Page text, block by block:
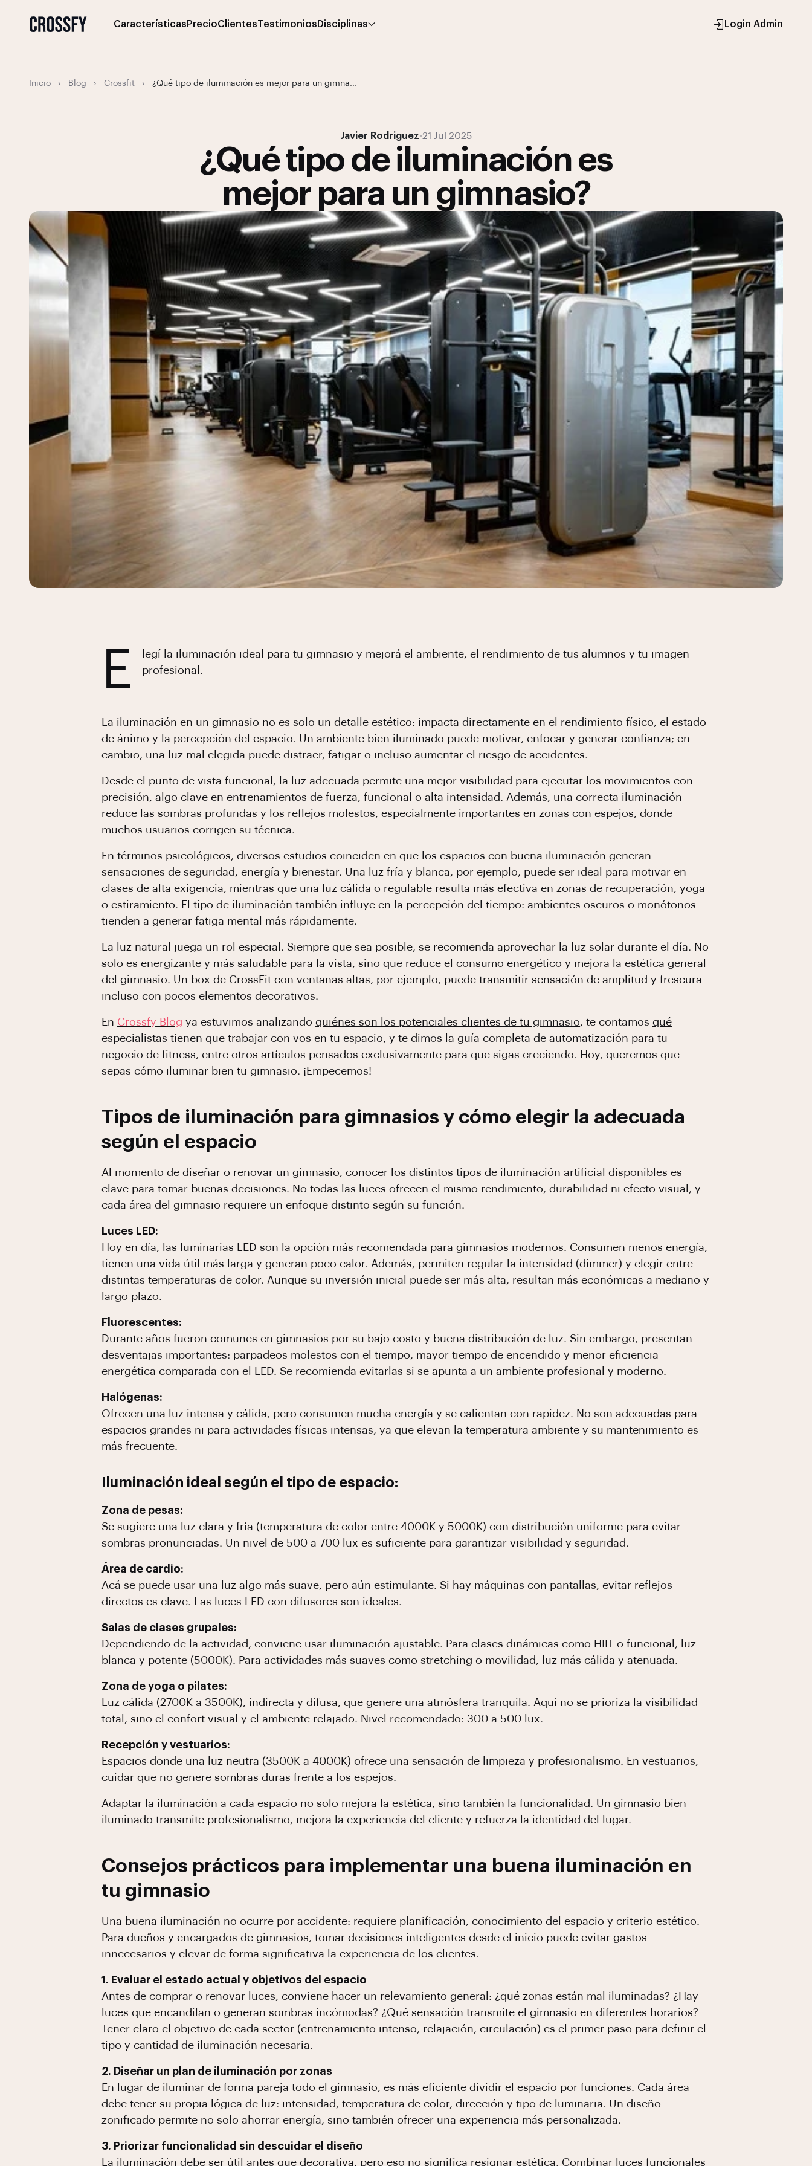
Características PrecioClientesTestimonios Disciplinas Login Admin
Inicio › Blog › Crossfit › ¿Qué tipo de iluminación es mejor para un gimna...
Javier Rodriguez•21 Jul 2025
¿Qué tipo de iluminación es
mejor para un gimnasio?
E
legí la iluminación ideal para tu gimnasio y mejorá el ambiente, el rendimiento de tus alumnos y tu imagen
profesional.
La iluminación en un gimnasio no es solo un detalle estético: impacta directamente en el rendimiento físico, el estado
de ánimo y la percepción del espacio. Un ambiente bien iluminado puede motivar, enfocar y generar confianza; en
cambio, una luz mal elegida puede distraer, fatigar o incluso aumentar el riesgo de accidentes.
Desde el punto de vista funcional, la luz adecuada permite una mejor visibilidad para ejecutar los movimientos con
precisión, algo clave en entrenamientos de fuerza, funcional o alta intensidad. Además, una correcta iluminación
reduce las sombras profundas y los reflejos molestos, especialmente importantes en zonas con espejos, donde
muchos usuarios corrigen su técnica.
En términos psicológicos, diversos estudios coinciden en que los espacios con buena iluminación generan
sensaciones de seguridad, energía y bienestar. Una luz fría y blanca, por ejemplo, puede ser ideal para motivar en
clases de alta exigencia, mientras que una luz cálida o regulable resulta más efectiva en zonas de recuperación, yoga
o estiramiento. El tipo de iluminación también influye en la percepción del tiempo: ambientes oscuros o monótonos
tienden a generar fatiga mental más rápidamente.
La luz natural juega un rol especial. Siempre que sea posible, se recomienda aprovechar la luz solar durante el día. No
solo es energizante y más saludable para la vista, sino que reduce el consumo energético y mejora la estética general
del gimnasio. Un box de CrossFit con ventanas altas, por ejemplo, puede transmitir sensación de amplitud y frescura
incluso con pocos elementos decorativos.
En Crossfy Blog ya estuvimos analizando quiénes son los potenciales clientes de tu gimnasio, te contamos qué
especialistas tienen que trabajar con vos en tu espacio, y te dimos la guía completa de automatización para tu
negocio de fitness, entre otros artículos pensados exclusivamente para que sigas creciendo. Hoy, queremos que
sepas cómo iluminar bien tu gimnasio. ¡Empecemos!
Tipos de iluminación para gimnasios y cómo elegir la adecuada
según el espacio
Al momento de diseñar o renovar un gimnasio, conocer los distintos tipos de iluminación artificial disponibles es
clave para tomar buenas decisiones. No todas las luces ofrecen el mismo rendimiento, durabilidad ni efecto visual, y
cada área del gimnasio requiere un enfoque distinto según su función.
Luces LED:
Hoy en día, las luminarias LED son la opción más recomendada para gimnasios modernos. Consumen menos energía,
tienen una vida útil más larga y generan poco calor. Además, permiten regular la intensidad (dimmer) y elegir entre
distintas temperaturas de color. Aunque su inversión inicial puede ser más alta, resultan más económicas a mediano y
largo plazo.
Fluorescentes:
Durante años fueron comunes en gimnasios por su bajo costo y buena distribución de luz. Sin embargo, presentan
desventajas importantes: parpadeos molestos con el tiempo, mayor tiempo de encendido y menor eficiencia
energética comparada con el LED. Se recomienda evitarlas si se apunta a un ambiente profesional y moderno.
Halógenas:
Ofrecen una luz intensa y cálida, pero consumen mucha energía y se calientan con rapidez. No son adecuadas para
espacios grandes ni para actividades físicas intensas, ya que elevan la temperatura ambiente y su mantenimiento es
más frecuente.
Iluminación ideal según el tipo de espacio:
Zona de pesas:
Se sugiere una luz clara y fría (temperatura de color entre 4000K y 5000K) con distribución uniforme para evitar
sombras pronunciadas. Un nivel de 500 a 700 lux es suficiente para garantizar visibilidad y seguridad.
Área de cardio:
Acá se puede usar una luz algo más suave, pero aún estimulante. Si hay máquinas con pantallas, evitar reflejos
directos es clave. Las luces LED con difusores son ideales.
Salas de clases grupales:
Dependiendo de la actividad, conviene usar iluminación ajustable. Para clases dinámicas como HIIT o funcional, luz
blanca y potente (5000K). Para actividades más suaves como stretching o movilidad, luz más cálida y atenuada.
Zona de yoga o pilates:
Luz cálida (2700K a 3500K), indirecta y difusa, que genere una atmósfera tranquila. Aquí no se prioriza la visibilidad
total, sino el confort visual y el ambiente relajado. Nivel recomendado: 300 a 500 lux.
Recepción y vestuarios:
Espacios donde una luz neutra (3500K a 4000K) ofrece una sensación de limpieza y profesionalismo. En vestuarios,
cuidar que no genere sombras duras frente a los espejos.
Adaptar la iluminación a cada espacio no solo mejora la estética, sino también la funcionalidad. Un gimnasio bien
iluminado transmite profesionalismo, mejora la experiencia del cliente y refuerza la identidad del lugar.
Consejos prácticos para implementar una buena iluminación en
tu gimnasio
Una buena iluminación no ocurre por accidente: requiere planificación, conocimiento del espacio y criterio estético.
Para dueños y encargados de gimnasios, tomar decisiones inteligentes desde el inicio puede evitar gastos
innecesarios y elevar de forma significativa la experiencia de los clientes.
1. Evaluar el estado actual y objetivos del espacio
Antes de comprar o renovar luces, conviene hacer un relevamiento general: ¿qué zonas están mal iluminadas? ¿Hay
luces que encandilan o generan sombras incómodas? ¿Qué sensación transmite el gimnasio en diferentes horarios?
Tener claro el objetivo de cada sector (entrenamiento intenso, relajación, circulación) es el primer paso para definir el
tipo y cantidad de iluminación necesaria.
2. Diseñar un plan de iluminación por zonas
En lugar de iluminar de forma pareja todo el gimnasio, es más eficiente dividir el espacio por funciones. Cada área
debe tener su propia lógica de luz: intensidad, temperatura de color, dirección y tipo de luminaria. Un diseño
zonificado permite no solo ahorrar energía, sino también ofrecer una experiencia más personalizada.
3. Priorizar funcionalidad sin descuidar el diseño
La iluminación debe ser útil antes que decorativa, pero eso no significa resignar estética. Combinar luces funcionales